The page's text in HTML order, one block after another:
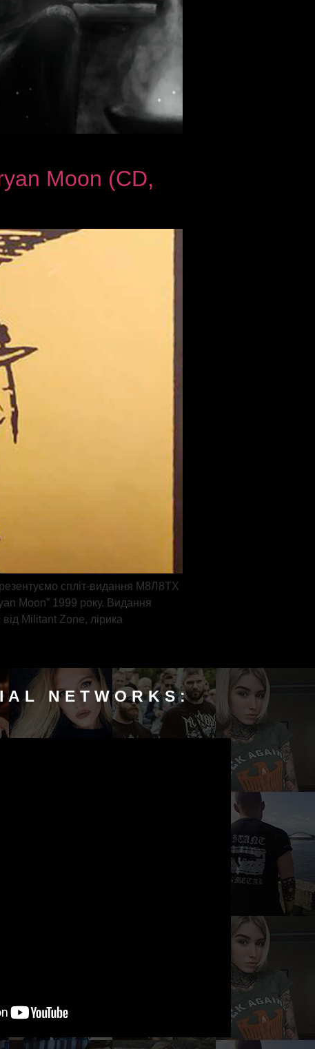
Moon (CD,
спліт-видання М8Л8ТХ
Moon” 1999 року. Видання
Militant Zone, лірика
NETWORKS: